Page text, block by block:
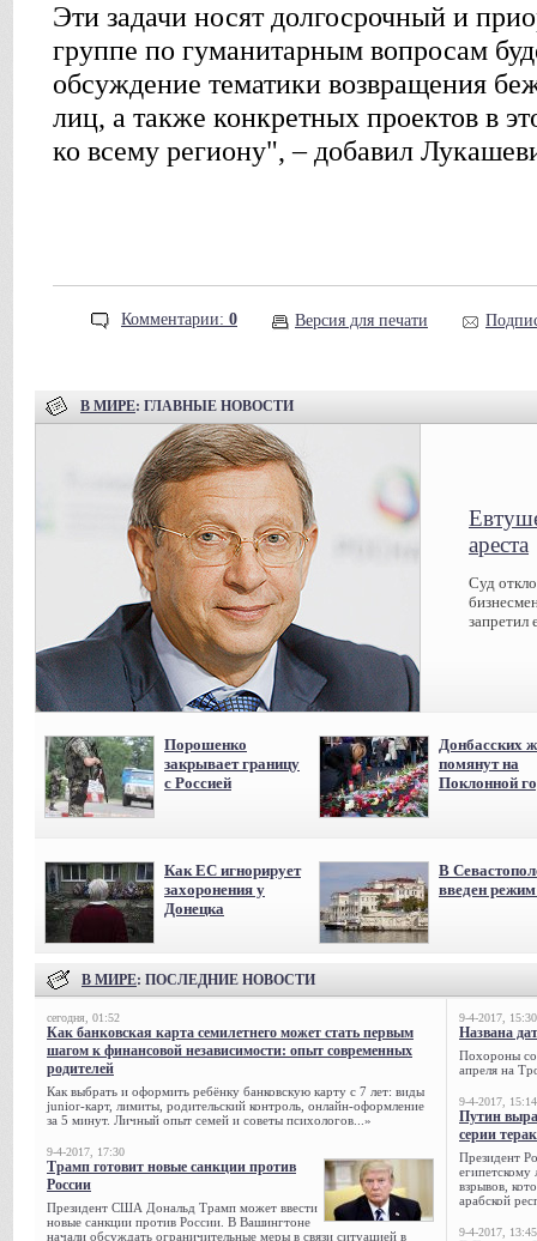
Эти задачи носят долгосрочный и
группе по гуманитарным вопросам
обсуждение тематики возвращения
лиц, а также конкретных проектов в
ко всему региону", – добавил
Комментарии: 0 Версия для печати
В МИРЕ: ГЛАВНЫЕ НОВОСТИ
ареста
Суд
запретил
Порошенко
закрывает границу
с Россией
Донбасских
помянут на
Поклонной
Как ЕС игнорирует
захоронения у
Донецка
В
введен
В МИРЕ: ПОСЛЕДНИЕ НОВОСТИ
сегодня, 01:52
Как банковская карта семилетнего может стать первым
шагом к финансовой независимости: опыт современных
родителей
Как выбрать и оформить ребёнку банковскую карту с 7 лет: виды
junior-карт, лимиты, родительский контроль, онлайн-оформление
за 5 минут. Личный опыт семей и советы психологов...»
9-4-2017, 17:30
Трамп готовит новые санкции против
России
Президент США Дональд Трамп может ввести
новые санкции против России. В Вашингтоне
начали обсуждать ограничительные меры в связи ситуацией в
9-4-2017, 15:30
Названа
Похороны
апреля на
9-4-2017, 15:14
Путин
серии
Президент
египетскому
взрывов,
арабской
9-4-2017, 13:45